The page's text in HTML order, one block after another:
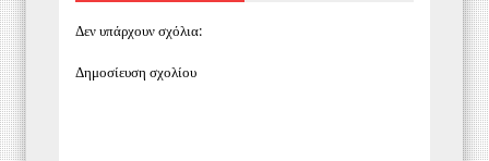
Δεν υπάρχουν σχόλια:
Δημοσίευση σχολίου